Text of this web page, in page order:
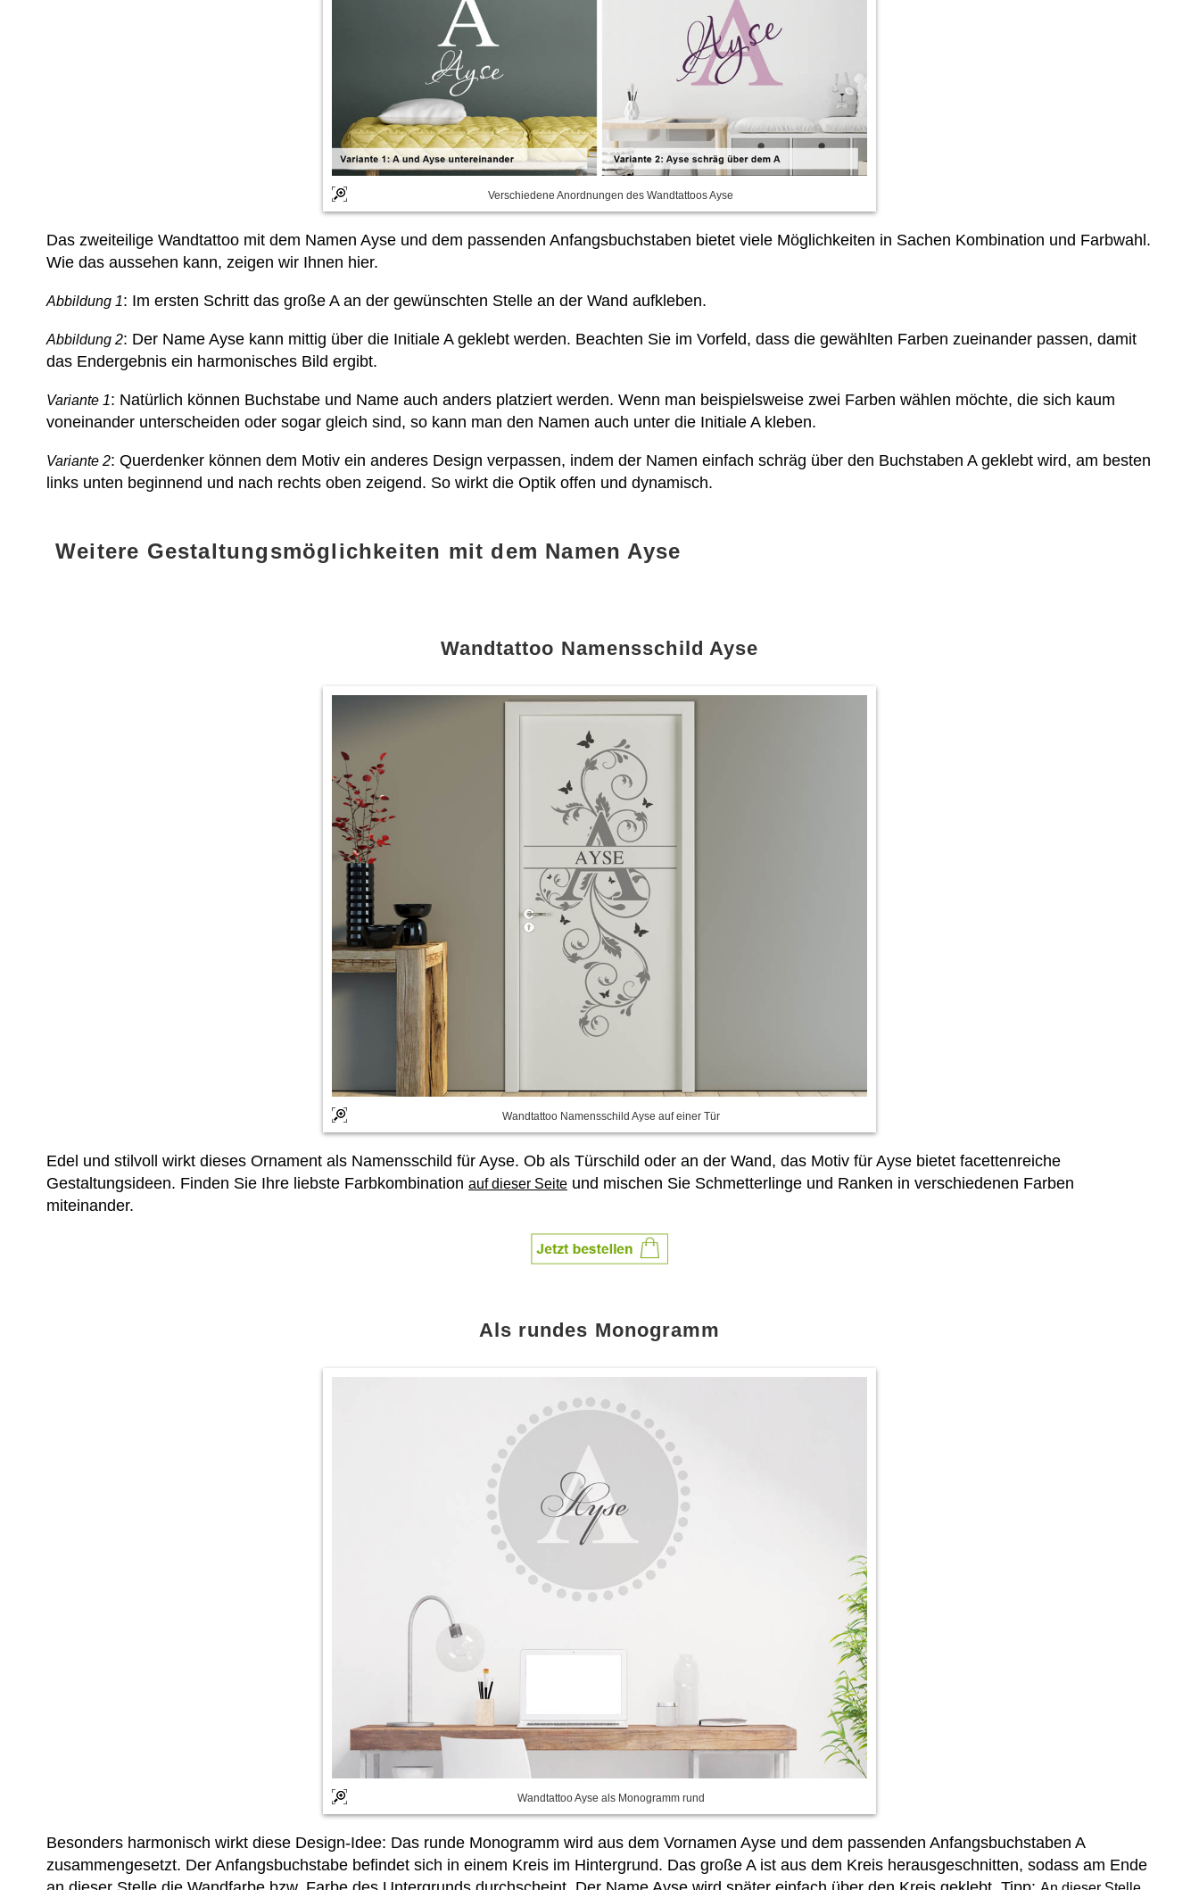
Verschiedene Anordnungen des Wandtattoos Ayse
Das zweiteilige Wandtattoo mit dem Namen Ayse und dem passenden Anfangsbuchstaben bietet viele Möglichkeiten in Sachen Kombination und Farbwahl.
Wie das aussehen kann, zeigen wir Ihnen hier.
Abbildung 1: Im ersten Schritt das große A an der gewünschten Stelle an der Wand aufkleben.
Abbildung 2: Der Name Ayse kann mittig über die Initiale A geklebt werden. Beachten Sie im Vorfeld, dass die gewählten Farben zueinander passen, damit
das Endergebnis ein harmonisches Bild ergibt.
Variante 1: Natürlich können Buchstabe und Name auch anders platziert werden. Wenn man beispielsweise zwei Farben wählen möchte, die sich kaum
voneinander unterscheiden oder sogar gleich sind, so kann man den Namen auch unter die Initiale A kleben.
Variante 2: Querdenker können dem Motiv ein anderes Design verpassen, indem der Namen einfach schräg über den Buchstaben A geklebt wird, am besten
links unten beginnend und nach rechts oben zeigend. So wirkt die Optik offen und dynamisch.
Weitere Gestaltungsmöglichkeiten mit dem Namen Ayse
Wandtattoo Namensschild Ayse
Wandtattoo Namensschild Ayse auf einer Tür
Edel und stilvoll wirkt dieses Ornament als Namensschild für Ayse. Ob als Türschild oder an der Wand, das Motiv für Ayse bietet facettenreiche
Gestaltungsideen. Finden Sie Ihre liebste Farbkombination auf dieser Seite und mischen Sie Schmetterlinge und Ranken in verschiedenen Farben
miteinander.
Als rundes Monogramm
Wandtattoo Ayse als Monogramm rund
Besonders harmonisch wirkt diese Design-Idee: Das runde Monogramm wird aus dem Vornamen Ayse und dem passenden Anfangsbuchstaben A
zusammengesetzt. Der Anfangsbuchstabe befindet sich in einem Kreis im Hintergrund. Das große A ist aus dem Kreis herausgeschnitten, sodass am Ende